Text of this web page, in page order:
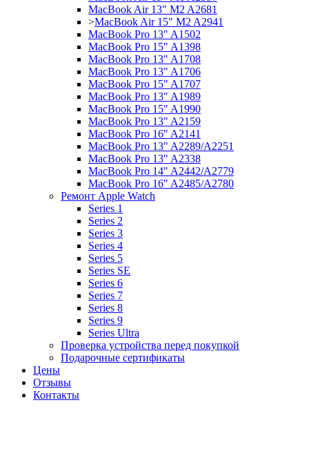
MacBook Air 13" M2 A2681
>MacBook Air 15" M2 A2941
MacBook Pro 13" A1502
MacBook Pro 15" A1398
MacBook Pro 13" A1708
MacBook Pro 13" A1706
MacBook Pro 15" A1707
MacBook Pro 13" A1989
MacBook Pro 15" A1990
MacBook Pro 13" A2159
MacBook Pro 16" A2141
MacBook Pro 13" A2289/A2251
MacBook Pro 13" A2338
MacBook Pro 14" A2442/A2779
MacBook Pro 16" A2485/A2780
Ремонт Apple Watch
Series 1
Series 2
Series 3
Series 4
Series 5
Series SE
Series 6
Series 7
Series 8
Series 9
Series Ultra
Проверка устройства перед покупкой
Подарочные сертификаты
Цены
Отзывы
Контакты